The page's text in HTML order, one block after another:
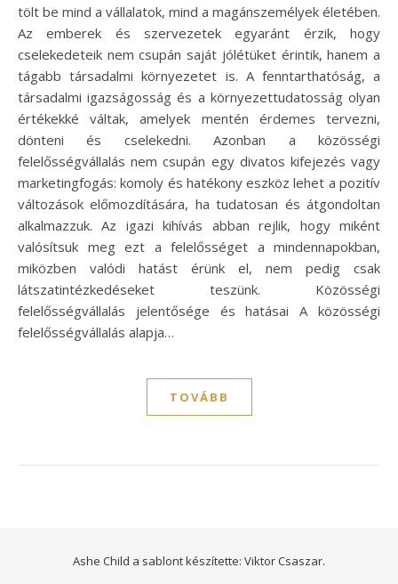
tölt be mind a vállalatok, mind a magánszemélyek életében.
Az emberek és szervezetek egyaránt érzik, hogy
cselekedeteik nem csupán saját jólétüket érintik, hanem a
tágabb társadalmi környezetet is. A fenntarthatóság, a
társadalmi igazságosság és a környezettudatosság olyan
értékekké váltak, amelyek mentén érdemes tervezni,
dönteni és cselekedni. Azonban a közösségi
felelősségvállalás nem csupán egy divatos kifejezés vagy
marketingfogás: komoly és hatékony eszköz lehet a pozitív
változások előmozdítására, ha tudatosan és átgondoltan
alkalmazzuk. Az igazi kihívás abban rejlik, hogy miként
valósítsuk meg ezt a felelősséget a mindennapokban,
miközben valódi hatást érünk el, nem pedig csak
látszatintézkedéseket teszünk. Közösségi
felelősségvállalás jelentősége és hatásai A közösségi
felelősségvállalás alapja…
TOVÁBB
Ashe Child a sablont készítette: Viktor Csaszar.